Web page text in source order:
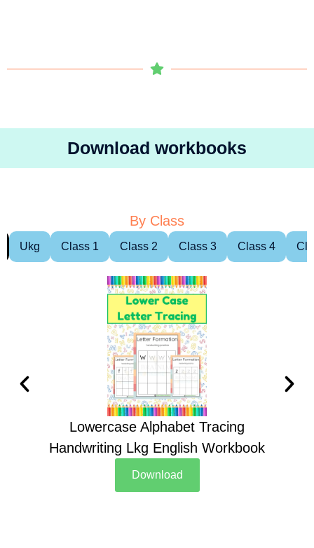
Download workbooks
By Class
Ukg Class 1 Class 2 Class 3 Class 4
Lowercase Alphabet Tracing
Handwriting Lkg English Workbook
Download